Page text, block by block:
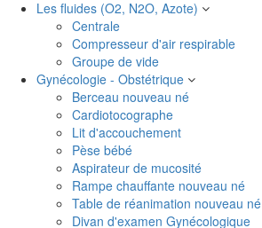
Les fluides (O2, N2O, Azote)
Centrale
Compresseur d'air respirable
Groupe de vide
Gynécologie - Obstétrique
Berceau nouveau né
Cardiotocographe
Lit d'accouchement
Pèse bébé
Aspirateur de mucosité
Rampe chauffante nouveau né
Table de réanimation nouveau né
Divan d'examen Gynécologique